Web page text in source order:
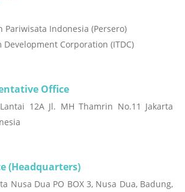
Pariwisata Indonesia (Persero)
Development Corporation (ITDC)
Office
12A Jl. MH Thamrin No.11 Jakarta
(Headquarters)
Nusa Dua PO BOX 3, Nusa Dua, Badung,